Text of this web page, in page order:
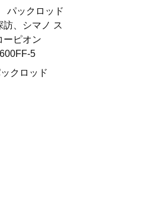
パックロッド
訪、シマノ ス
ーピオン
5
クロッド